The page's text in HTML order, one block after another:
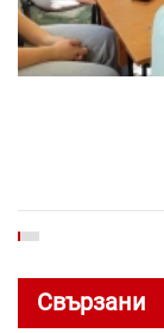
Свързани